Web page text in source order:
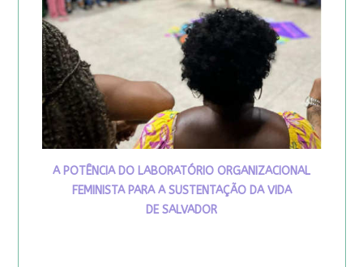
A POTÊNCIA DO LABORATÓRIO ORGANIZACIONAL
FEMINISTA PARA A SUSTENTAÇÃO DA VIDA
DE SALVADOR